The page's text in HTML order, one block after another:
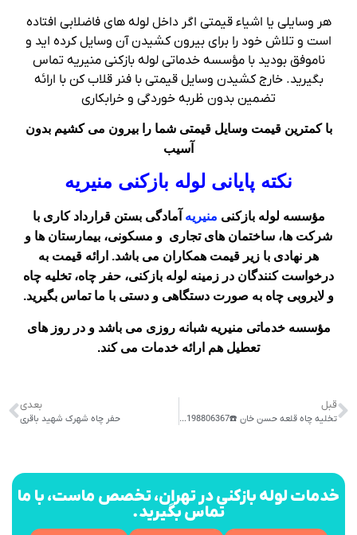
هر وسایلی یا اشیاء قیمتی اگر داخل لوله های فاضلابی افتاده
است و تلاش خود را برای بیرون کشیدن آن وسایل کرده اید و
ناموفق بودید با مؤسسه خدماتی لوله بازکنی منیریه تماس
بگیرید. خارج کشیدن وسایل قیمتی با فنر قلاب کن با ارائه
تضمین بدون ظربه خوردگی و خرابکاری
با کمترین قیمت وسایل قیمتی شما را بیرون می کشیم بدون
آسیب
نکته پایانی لوله بازکنی منیریه
مؤسسه لوله بازکنی منیریه آمادگی بستن قرارداد کاری با
شرکت ها، ساختمان های تجاری و مسکونی، بیمارستان ها و
هر نهادی با زیر قیمت همکاران می باشد. ارائه قیمت به
درخواست کنندگان در زمینه لوله بازکنی، حفر چاه، تخلیه چاه
و لایروبی چاه به صورت دستگاهی و دستی با ما تماس بگیرید.
مؤسسه خدماتی منیریه شبانه روزی می باشد و در روز های
تعطیل هم ارائه خدمات می کند.
قبل
تخلیه چاه قلعه حسن خان ☎️09198806367☎️
بعدی
حفر چاه شهرک شهید باقری
خدمات لوله بازکنی در تهران، تخصص ماست، با ما
تماس بگیرید.